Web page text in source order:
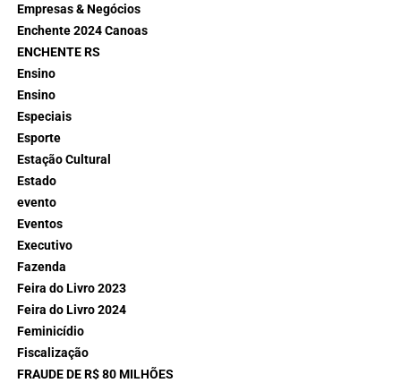
Empresas & Negócios
Enchente 2024 Canoas
ENCHENTE RS
Ensino
Ensino
Especiais
Esporte
Estação Cultural
Estado
evento
Eventos
Executivo
Fazenda
Feira do Livro 2023
Feira do Livro 2024
Feminicídio
Fiscalização
FRAUDE DE R$ 80 MILHÕES